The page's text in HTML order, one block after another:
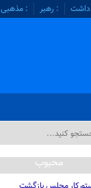
: رهبر : مذهبی
محبوب